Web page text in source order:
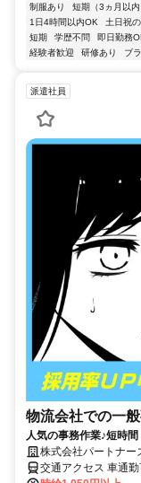
制服あり 短期（3ヵ月以内
1日4時間以内OK
土日祝
短期
学歴不問 即日勤務
経験者歓迎
研修あり ブ
派遣社員
物流会社での一
人気の事務作業♪短時間
株式会社パートナー
交通アクセス 車通